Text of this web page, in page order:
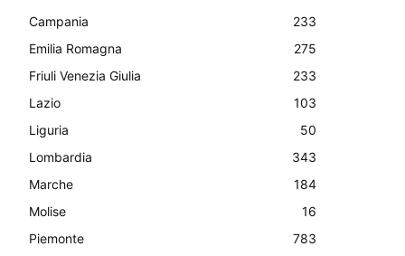
Campania
233
Emilia Romagna
275
Friuli Venezia Giulia
233
Lazio
103
Liguria
50
Lombardia
343
Marche
184
Molise
16
Piemonte
783